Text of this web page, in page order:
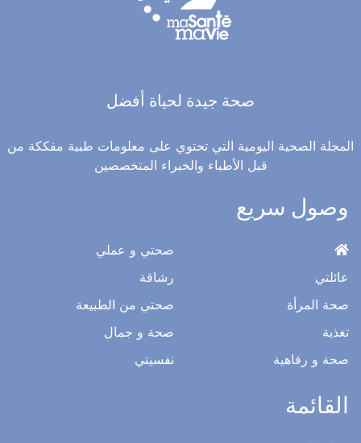
صحة جيدة لحياة أفضل
المجلة الصحية اليومية التي تحتوي على معلومات طبية مفككة من
قبل الأطباء والخبراء المتخصصين
وصول سريع
عائلتي
صحة المرأة
تغذية
صحة و رفاهية
صحتي و عملي
رشاقة
صحتي من الطبيعة
صحة و جمال
نفسيتي
القائمة